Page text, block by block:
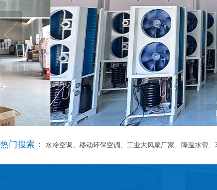
热门搜索： 水冷空调、移动环保空调、工业大风扇厂家、降温水帘